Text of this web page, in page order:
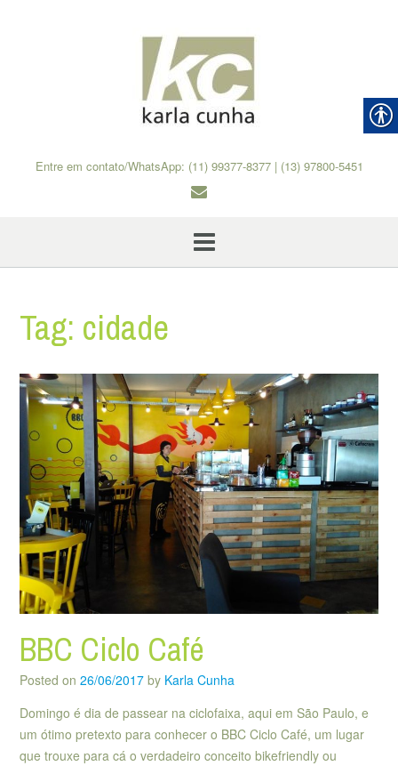
Entre em contato/WhatsApp: (11) 99377-8377 | (13) 97800-5451
Tag: cidade
BBC Ciclo Café
Posted on 26/06/2017 by Karla Cunha
Domingo é dia de passear na ciclofaixa, aqui em São Paulo, e
um ótimo pretexto para conhecer o BBC Ciclo Café, um lugar
que trouxe para cá o verdadeiro conceito bikefriendly ou